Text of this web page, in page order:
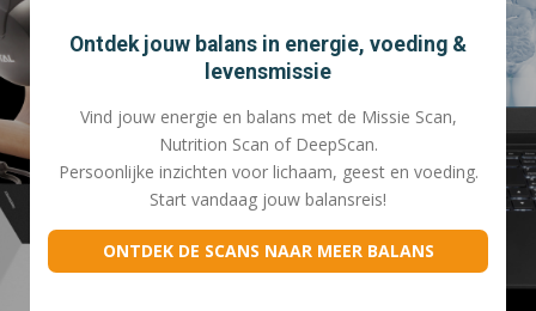
Ontdek jouw balans in energie, voeding &
levensmissie
Vind jouw energie en balans met de Missie Scan,
Nutrition Scan of DeepScan.
Persoonlijke inzichten voor lichaam, geest en voeding.
Start vandaag jouw balansreis!
ONTDEK DE SCANS NAAR MEER BALANS